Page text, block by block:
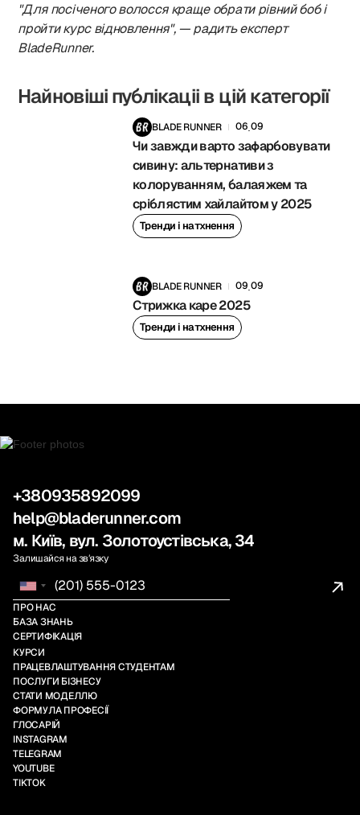
"Для посіченого волосся краще обрати рівний боб і
пройти курс відновлення", — радить експерт
BladeRunner.
Найновіші публікаціі в цій категорії
BLADE RUNNER 06.09
Чи завжди варто зафарбовувати
сивину: альтернативи з
колоруванням, балаяжем та
сріблястим хайлайтом у 2025
Тренди і натхнення
BLADE RUNNER 09.09
Стрижка каре 2025
Тренди і натхнення
+380935892099
help@bladerunner.com
м. Київ, вул. Золотоустівська, 34
Залишайся на звʼязку
ПРО НАС
БАЗА ЗНАНЬ
СЕРТИФІКАЦІЯ
КУРСИ
ПРАЦЕВЛАШТУВАННЯ СТУДЕНТАМ
ПОСЛУГИ БІЗНЕСУ
СТАТИ МОДЕЛЛЮ
ФОРМУЛА ПРОФЕСІЇ
ГЛОСАРІЙ
INSTAGRAM
TELEGRAM
YOUTUBE
TIKTOK